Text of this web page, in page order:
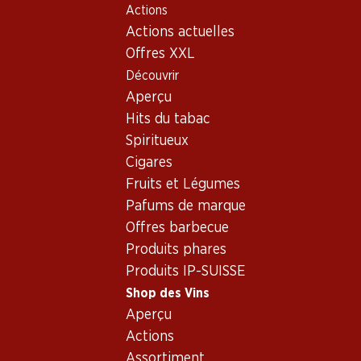
Actions
Actions actuelles
Offres XXL
Découvrir
Aperçu
Hits du tabac
Spiritueux
Cigares
Fruits et Légumes
Pafums de marque
Offres barbecue
Produits phares
Produits IP-SUISSE
Shop des Vins
Aperçu
Actions
Shop des Vins
Italie
Vénétie
Le Argille Cabernet Anno Domini Veneto IGT
Recto Verso